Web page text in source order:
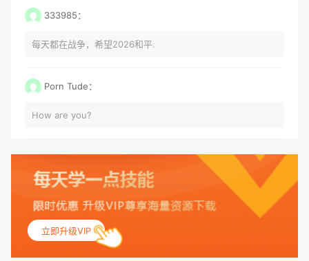
333985：
每天都在战争，希望2026和平.
Porn Tude：
How are you?
立即升级VIP